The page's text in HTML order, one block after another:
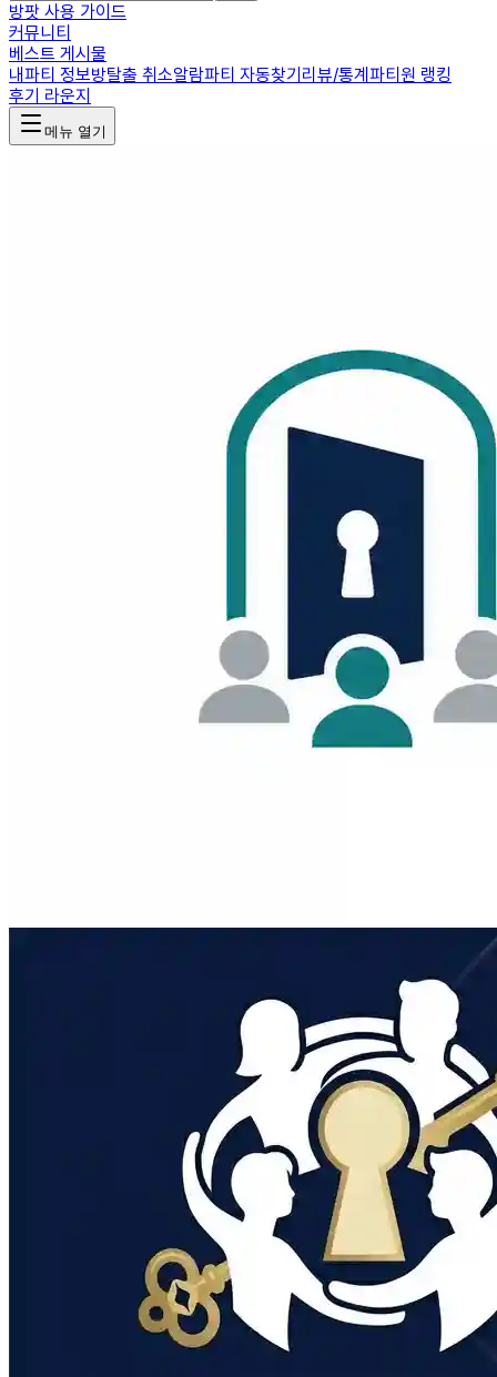
방팟 사용 가이드
커뮤니티
베스트 게시물
내파티 정보방탈출 취소알람파티 자동찾기리뷰/통계파티원 랭킹
후기 라운지
메뉴 열기